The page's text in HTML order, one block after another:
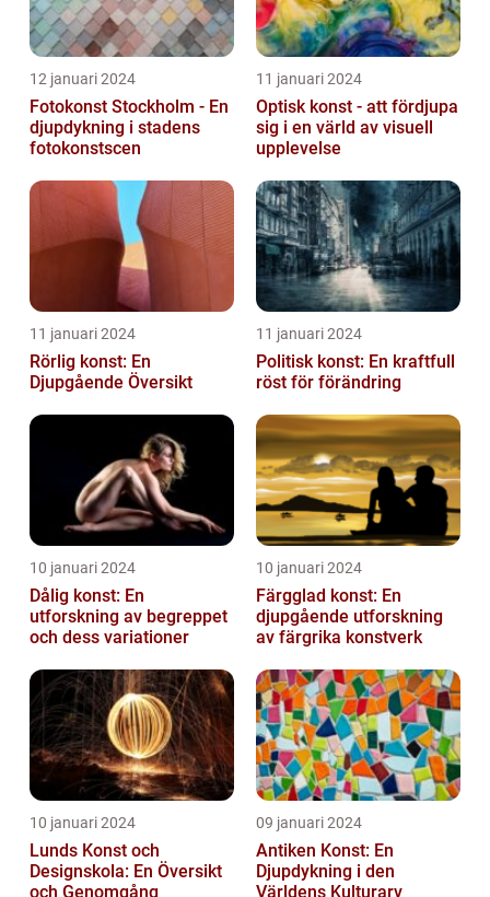
12 januari 2024
Fotokonst Stockholm - En
djupdykning i stadens
fotokonstscen
11 januari 2024
Optisk konst - att fördjupa
sig i en värld av visuell
upplevelse
11 januari 2024
Rörlig konst: En
Djupgående Översikt
11 januari 2024
Politisk konst: En kraftfull
röst för förändring
10 januari 2024
Dålig konst: En
utforskning av begreppet
och dess variationer
10 januari 2024
Färgglad konst: En
djupgående utforskning
av färgrika konstverk
10 januari 2024
Lunds Konst och
Designskola: En Översikt
och Genomgång
09 januari 2024
Antiken Konst: En
Djupdykning i den
Världens Kulturarv